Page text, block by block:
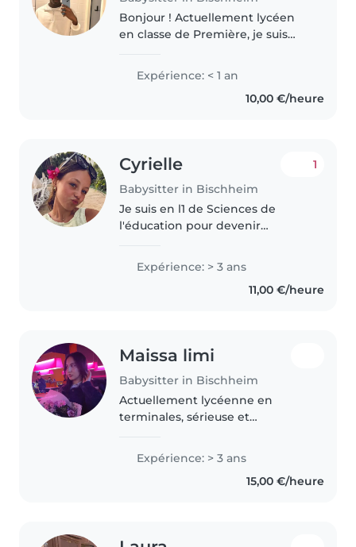
Bonjour ! Actuellement lycéen
en classe de Première, je suis
responsable. Même si je débute
dans le baby-sitting, j'ai un grand
Expérience: < 1 an
10,00 €/heure
Cyrielle
Babysitter in Bischheim
1
Je suis en l1 de Sciences de
l'éducation pour devenir
frères et sœurs dont je me suis
toujours occupé. J'ai travaillé
dans un centre de loisirs au..
Expérience: > 3 ans
11,00 €/heure
Maissa limi
Babysitter in Bischheim
Actuellement lycéenne en
terminales, sérieuse et
nombreuse avec 5 frères et
sœurs, j'ai l'habitude de
m'occuper des enfants au
Expérience: > 3 ans
15,00 €/heure